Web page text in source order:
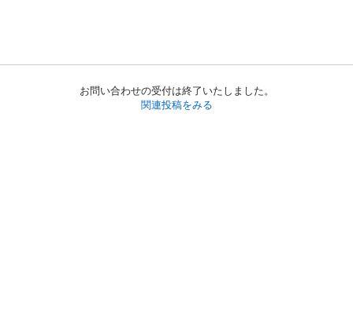
お問い合わせの受付は終了いたしました。
関連投稿をみる